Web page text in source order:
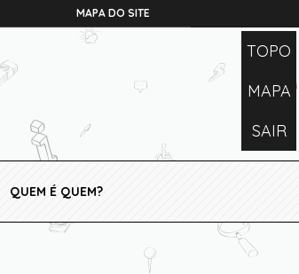
TOPO
MAPA
SAIR
MAPA DO SITE
QUEM É QUEM?